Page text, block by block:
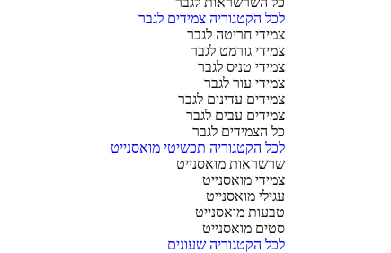
לכל הקטגוריה צמידים לגבר
צמידי חריטה לגבר
צמידי גורמט לגבר
צמידי טניס לגבר
צמידי עור לגבר
צמידים עדינים לגבר
צמידים עבים לגבר
כל הצמידים לגבר
לכל הקטגוריה תכשיטי מואסנייט
שרשראות מואסנייט
צמידי מואסנייט
עגילי מואסנייט
טבעות מואסנייט
סטים מואסנייט
לכל הקטגוריה שעונים